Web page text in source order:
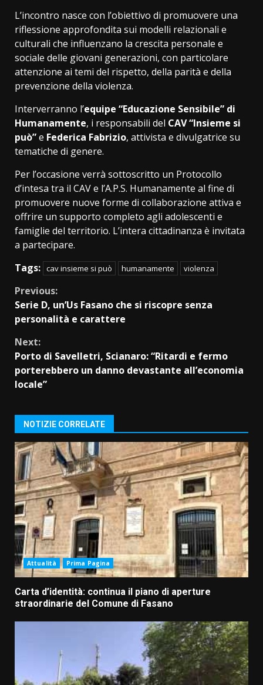
L’incontro nasce con l’obiettivo di promuovere una
riflessione approfondita sui modelli relazionali e
culturali che influenzano la crescita personale e
sociale delle giovani generazioni, con particolare
attenzione ai temi del rispetto, della parità e della
prevenzione della violenza.
Interverranno l’equipe “Educazione Sensibile” di
Humanamente, i responsabili del CAV “Insieme si
può”e Federica Fabrizio, attivista e divulgatrice su
tematiche di genere.
Per l’occasione verrà sottoscritto un Protocollo
d’intesa tra il CAV e l’A.P.S. Humanamente al fine di
promuovere nuove forme di collaborazione attiva e
offrire un supporto completo agli adolescenti e
famiglie del territorio. L’intera cittadinanza è invitata
a partecipare.
Tags: cav insieme si può humanamente violenza
Continue
Reading
Previous:
Serie D, un’Us Fasano che si riscopre senza
personalità e carattere
Next:
Porto di Savelletri, Scianaro: “Ritardi e fermo
porterebbero un danno devastante all’economia
locale”
NOTIZIE CORRELATE
Attualità Prima Pagina
Carta d’identità: continua il piano di aperture
straordinarie del Comune di Fasano